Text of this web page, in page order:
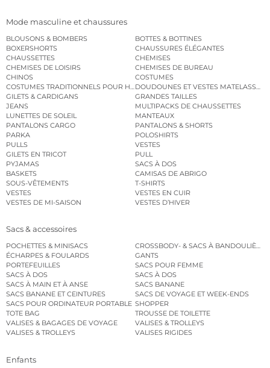
Mode masculine et chaussures
BLOUSONS & BOMBERS
BOTTES & BOTTINES
BOXERSHORTS
CHAUSSURES ÉLÉGANTES
CHAUSSETTES
CHEMISES
CHEMISES DE LOISIRS
CHEMISES DE BUREAU
CHINOS
COSTUMES
COSTUMES TRADITIONNELS POUR HOMMEDOUDOUNES ET VESTES MATELASSÉES
GILETS & CARDIGANS
GRANDES TAILLES
JEANS
MULTIPACKS DE CHAUSSETTES
LUNETTES DE SOLEIL
MANTEAUX
PANTALONS CARGO
PANTALONS & SHORTS
PARKA
POLOSHIRTS
PULLS
VESTES
GILETS EN TRICOT
PULL
PYJAMAS
SACS À DOS
BASKETS
CAMISAS DE ABRIGO
SOUS-VÊTEMENTS
T-SHIRTS
VESTES
VESTES EN CUIR
VESTES DE MI-SAISON
VESTES D’HIVER
Sacs & accessoires
POCHETTES & MINISACS
CROSSBODY- & SACS À BANDOULIÈRE
ÉCHARPES & FOULARDS
GANTS
PORTEFEUILLES
SACS POUR FEMME
SACS À DOS
SACS À DOS
SACS À MAIN ET À ANSE
SACS BANANE
SACS BANANE ET CEINTURES
SACS DE VOYAGE ET WEEK-ENDS
SACS POUR ORDINATEUR PORTABLE SHOPPER
TOTE BAG
TROUSSE DE TOILETTE
VALISES & BAGAGES DE VOYAGE
VALISES & TROLLEYS
VALISES & TROLLEYS
VALISES RIGIDES
Enfants